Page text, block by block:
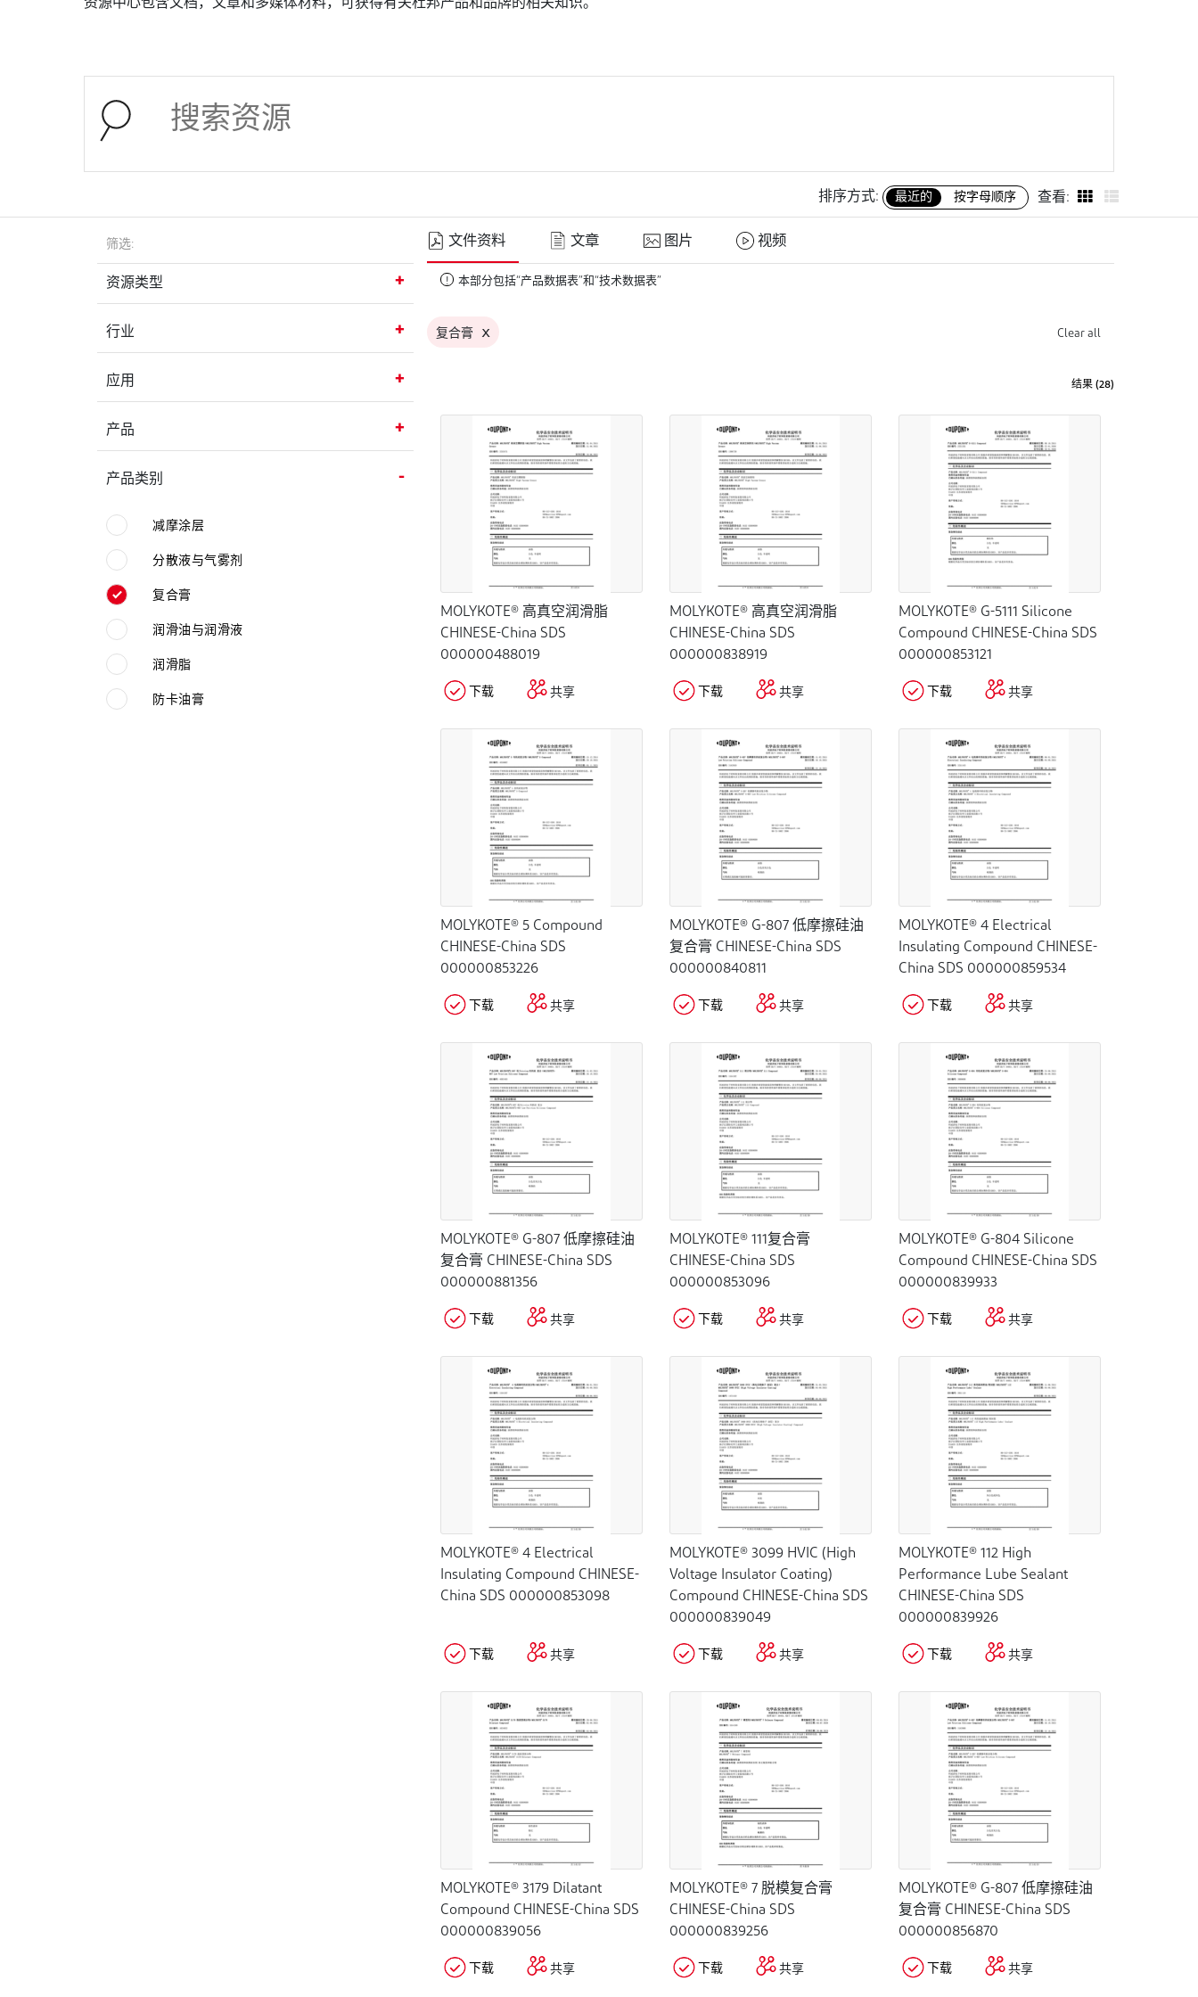
查看:
排序方式: 最近的 按字母顺序
筛选:
资源类型
行业
应用
产品
产品类别
减摩涂层
分散液与气雾剂
复合膏
润滑油与润滑液
润滑脂
防卡油膏
文件资料 文章 图片 视频
! 本部分包括“产品数据表”和“技术数据表”
复合膏 x Clear all
结果 (28)
MOLYKOTE® 高真空润滑脂
CHINESE-China SDS
000000488019
下载 共享
MOLYKOTE® 高真空润滑脂
CHINESE-China SDS
000000838919
下载 共享
MOLYKOTE® G-5111 Silicone
Compound CHINESE-China SDS
000000853121
下载 共享
MOLYKOTE® 5 Compound
CHINESE-China SDS
000000853226
下载 共享
MOLYKOTE® G-807 低摩擦硅油
复合膏 CHINESE-China SDS
000000840811
下载 共享
MOLYKOTE® 4 Electrical
Insulating Compound CHINESE-
China SDS 000000859534
下载 共享
MOLYKOTE® G-807 低摩擦硅油
复合膏 CHINESE-China SDS
000000881356
下载 共享
MOLYKOTE® 111复合膏
CHINESE-China SDS
000000853096
下载 共享
MOLYKOTE® G-804 Silicone
Compound CHINESE-China SDS
000000839933
下载 共享
MOLYKOTE® 4 Electrical
Insulating Compound CHINESE-
China SDS 000000853098
下载 共享
MOLYKOTE® 3099 HVIC (High
Voltage Insulator Coating)
Compound CHINESE-China SDS
000000839049
下载 共享
MOLYKOTE® 112 High
Performance Lube Sealant
CHINESE-China SDS
000000839926
下载 共享
MOLYKOTE® 3179 Dilatant
Compound CHINESE-China SDS
000000839056
下载 共享
MOLYKOTE® 7 脱模复合膏
CHINESE-China SDS
000000839256
下载 共享
MOLYKOTE® G-807 低摩擦硅油
复合膏 CHINESE-China SDS
000000856870
下载 共享